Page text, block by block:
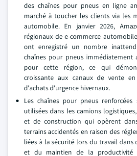
des chaînes pour pneus en ligne
marché à toucher les clients via les
automobile. En janvier 2026,
régionaux de e-commerce
ont enregistré un nombre
chaînes pour pneus immédiatement
pour cette région, ce qui
croissante aux canaux de vente
d'achats d'urgence hivernaux.
Les chaînes pour pneus
utilisées dans les camions
et de construction qui opèrent
terrains accidentés en raison des
liées à la sécurité lors du travail dans
et du maintien de la productivité